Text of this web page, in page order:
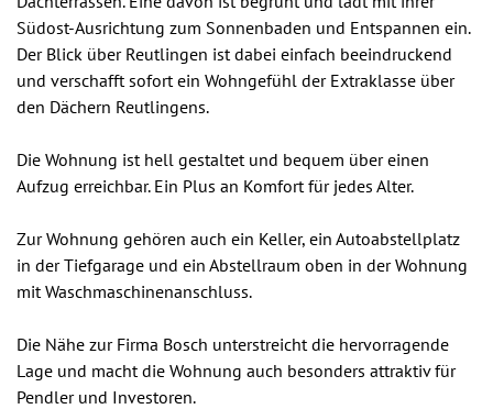
Südost-Ausrichtung zum Sonnenbaden und Entspannen ein.
Der Blick über Reutlingen ist dabei einfach beeindruckend
und verschafft sofort ein Wohngefühl der Extraklasse über
den Dächern Reutlingens.
Die Wohnung ist hell gestaltet und bequem über einen
Aufzug erreichbar. Ein Plus an Komfort für jedes Alter.
Zur Wohnung gehören auch ein Keller, ein Autoabstellplatz
in der Tiefgarage und ein Abstellraum oben in der Wohnung
mit Waschmaschinenanschluss.
Die Nähe zur Firma Bosch unterstreicht die hervorragende
Lage und macht die Wohnung auch besonders attraktiv für
Pendler und Investoren.